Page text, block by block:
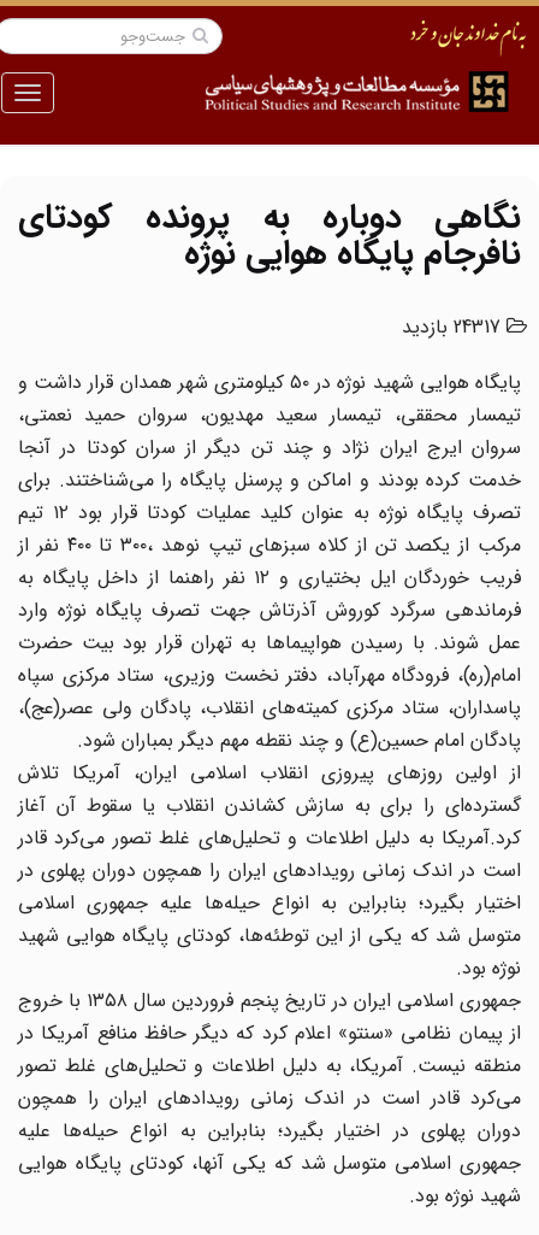
منو
نگاهی دوباره به پرونده کودتای
نافرجام پایگاه هوایی نوژه
24317 بازدید
پایگاه هوایی شهید نوژه در ۵۰ کیلو‌متری شهر همدان قرار داشت و
تیمسار محققی، تیمسار سعید مهدیون، سروان حمید نعمتی،
سروان ایرج ایران نژاد و چند تن دیگر از سران کودتا در آنجا
خدمت کرده بودند و اماکن و پرسنل پایگاه را می‌شناختند‌. برای
تصرف پایگاه نوژه به عنوان کلید عملیات کودتا قرار بود ۱۲ تیم
مرکب از یکصد تن از کلاه سبزهای تیپ نوهد ،۳۰۰ تا ۴۰۰ نفر از
فریب خوردگان ایل بختیاری و ۱۲ نفر راهنما از داخل پایگاه به
فرماندهی سرگرد کوروش آذرتاش جهت تصرف پایگاه نوژه وارد
عمل شوند‌. با رسیدن هواپیماها به تهران قرار بود بیت حضرت
امام(ره)، فرودگاه مهرآباد، دفتر نخست وزیری، ستاد مرکزی سپاه
پاسداران، ستاد مرکزی کمیته‌های انقلاب، پادگان ولی عصر(عج)،
پادگان امام حسین(ع) و چند نقطه مهم دیگر بمباران شود‌.
از اولین روزهای پیروزی انقلاب اسلامی ایران، آمریکا تلاش
گسترده‌ای را برای به سازش کشاندن انقلاب یا سقوط آن آغاز
کرد.آمریکا به دلیل اطلاعات و تحلیل‌های غلط تصور می‌کرد قادر
است در اندک زمانی رویدادهای ایران را همچون دوران پهلوی در
اختیار بگیرد؛ بنابراین به انواع حیله‌ها علیه جمهوری اسلامی
متوسل شد که یکی از این توطئه‌ها‌‌، کودتای پایگاه هوایی شهید
نوژه بود‌.
جمهوری اسلامی ایران در تاریخ پنجم فروردین سال ۱۳۵۸ با خروج
از پیمان نظامی «سنتو» اعلام کرد که دیگر حافظ منافع آمریکا در
منطقه نیست. آمریکا، به دلیل اطلاعات و تحلیل‌های غلط تصور
می‌کرد قادر است در اندک زمانی رویدادهای ایران را همچون
دوران پهلوی در اختیار بگیرد؛ بنابراین به انواع حیله‌ها علیه
جمهوری اسلامی متوسل شد که یکی آنها، کودتای پایگاه هوایی
شهید نوژه بود‌.